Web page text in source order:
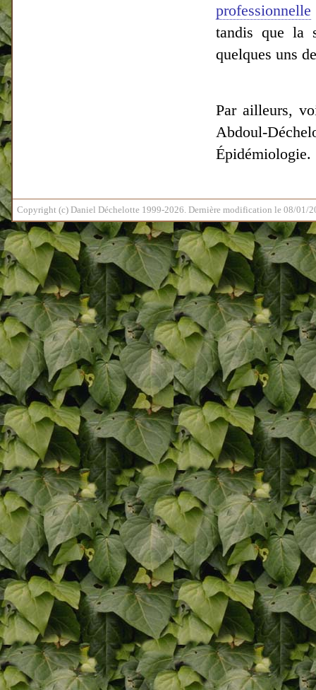
professionnelle
tandis que la
quelques uns
Par ailleurs,
Abdoul-
Épidémiologie.
Copyright (c) Daniel Déchelotte 1999-2026. Dernière modification le 08/01/